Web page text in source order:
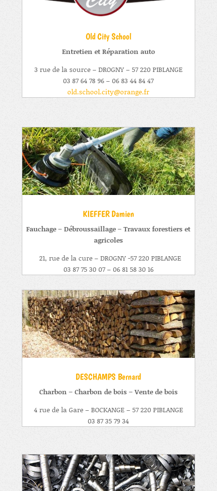
Old City School
Entretien et Réparation auto
3 rue de la source – DROGNY – 57 220 PIBLANGE
03 87 64 78 96 – 06 83 44 84 47
old.school.city@orange.fr
KIEFFER Damien
Fauchage – Débroussaillage – Travaux forestiers et
agricoles
21, rue de la cure– DROGNY -57 220 PIBLANGE
03 87 75 30 07 – 06 81 58 30 16
DESCHAMPS Bernard
Charbon – Charbon de bois – Vente de bois
4 rue de la Gare – BOCKANGE – 57 220 PIBLANGE
03 87 35 79 34